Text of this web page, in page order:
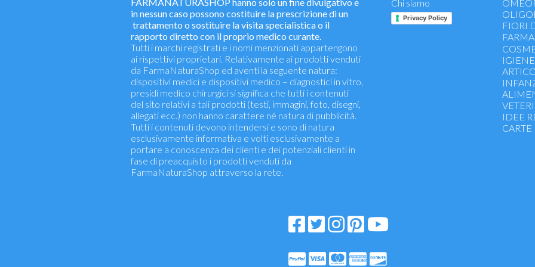
in nessun caso possono costituire la prescrizione di un
trattamento o sostituire la visita specialistica o il
rapporto diretto con il proprio medico curante.
Tutti i marchi registrati e i nomi menzionati appartengono
ai rispettivi proprietari. Relativamente ai prodotti venduti
da FarmaNaturaShop ed aventi la seguente natura:
dispositivi medici e dispositivi medico – diagnostici in vitro,
presidi medico chirurgici si significa che tutti i contenuti
del sito relativi a tali prodotti (testi, immagini, foto, disegni,
allegati ecc.) non hanno carattere né natura di pubblicità.
Tutti i contenuti devono intendersi e sono di natura
esclusivamente informativa e volti esclusivamente a
portare a conoscenza dei clienti e dei potenziali clienti in
fase di preacquisto i prodotti venduti da
FarmaNaturaShop attraverso la rete.
Chi siamo
Privacy Policy
FIORI
Febbre
Dolore
Allergia
Occhi -
IGIENE
IDEE
CARTE